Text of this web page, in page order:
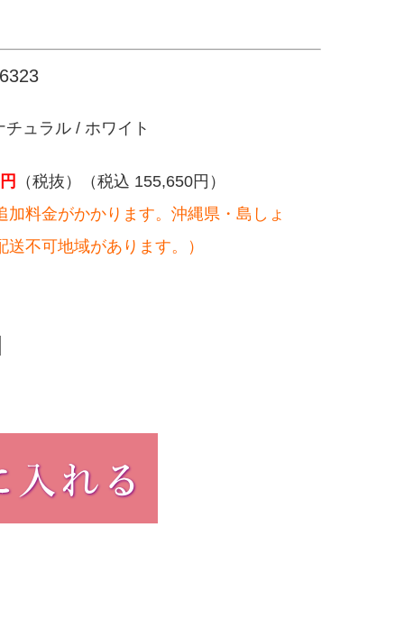
ュラル / ホワイト
円
（税抜）（税込 155,650円）
料金がかかります。沖縄県・島しょ
不可地域があります。）